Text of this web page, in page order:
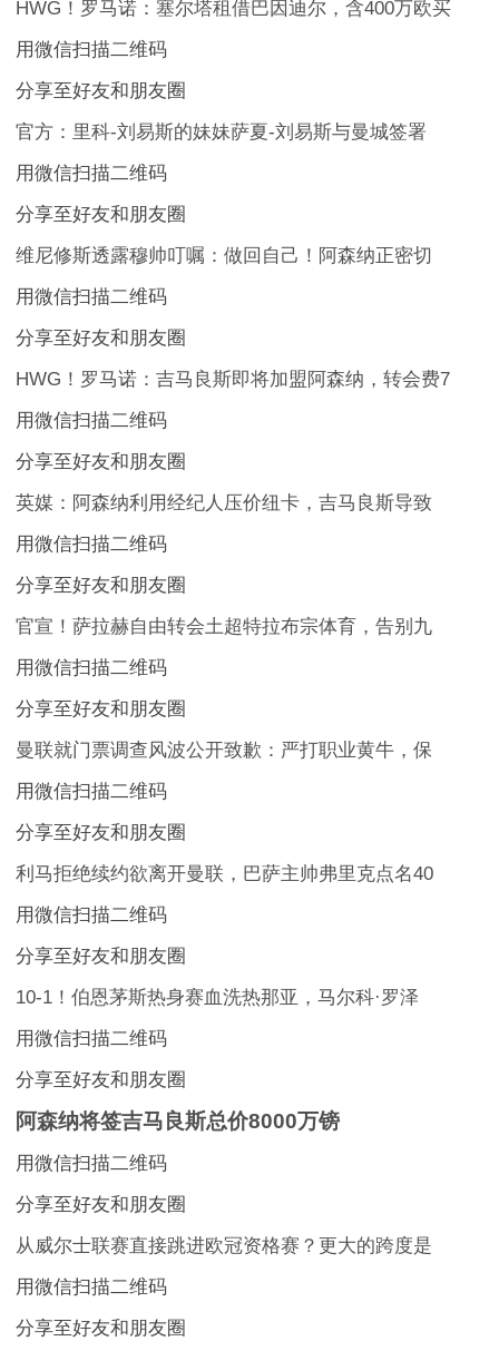
HWG！罗马诺：塞尔塔租借巴因迪尔，含400万欧买
用微信扫描二维码
分享至好友和朋友圈
官方：里科-刘易斯的妹妹萨夏-刘易斯与曼城签署
用微信扫描二维码
分享至好友和朋友圈
维尼修斯透露穆帅叮嘱：做回自己！阿森纳正密切
用微信扫描二维码
分享至好友和朋友圈
HWG！罗马诺：吉马良斯即将加盟阿森纳，转会费7
用微信扫描二维码
分享至好友和朋友圈
英媒：阿森纳利用经纪人压价纽卡，吉马良斯导致
用微信扫描二维码
分享至好友和朋友圈
官宣！萨拉赫自由转会土超特拉布宗体育，告别九
用微信扫描二维码
分享至好友和朋友圈
曼联就门票调查风波公开致歉：严打职业黄牛，保
用微信扫描二维码
分享至好友和朋友圈
利马拒绝续约欲离开曼联，巴萨主帅弗里克点名40
用微信扫描二维码
分享至好友和朋友圈
10-1！伯恩茅斯热身赛血洗热那亚，马尔科·罗泽
用微信扫描二维码
分享至好友和朋友圈
阿森纳将签吉马良斯总价8000万镑
用微信扫描二维码
分享至好友和朋友圈
从威尔士联赛直接跳进欧冠资格赛？更大的跨度是
用微信扫描二维码
分享至好友和朋友圈